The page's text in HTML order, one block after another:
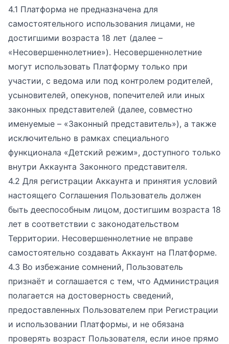
4.1 Платформа не предназначена для
самостоятельного использования лицами, не
достигшими возраста 18 лет (далее –
«Несовершеннолетние»). Несовершеннолетние
могут использовать Платформу только при
участии, с ведома или под контролем родителей,
усыновителей, опекунов, попечителей или иных
законных представителей (далее, совместно
именуемые – «Законный представитель»), а также
исключительно в рамках специального
функционала «Детский режим», доступного только
внутри Аккаунта Законного представителя.
4.2 Для регистрации Аккаунта и принятия условий
настоящего Соглашения Пользователь должен
быть дееспособным лицом, достигшим возраста 18
лет в соответствии с законодательством
Территории. Несовершеннолетние не вправе
самостоятельно создавать Аккаунт на Платформе.
4.3 Во избежание сомнений, Пользователь
признаёт и соглашается с тем, что Администрация
полагается на достоверность сведений,
предоставленных Пользователем при Регистрации
и использовании Платформы, и не обязана
проверять возраст Пользователя, если иное прямо